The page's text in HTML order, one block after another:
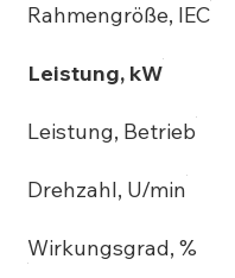
Rahmengröße, IEC
Leistung, kW
Leistung, Betrieb
Drehzahl, U/min
Wirkungsgrad, %